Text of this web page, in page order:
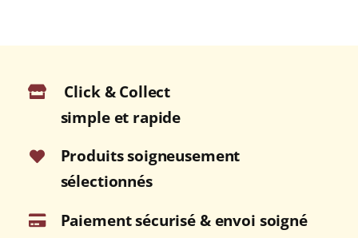
Click & Collect
simple et rapide
Produits soigneusement
sélectionnés
Paiement sécurisé & envoi soigné